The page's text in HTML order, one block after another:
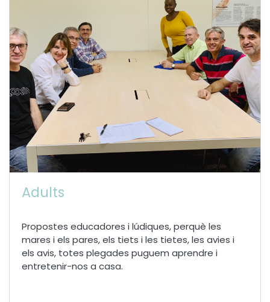
Adults
Propostes educadores i lúdiques, perquè les
mares i els pares, els tiets i les tietes, les avies i
els avis, totes plegades puguem aprendre i
entretenir-nos a casa.